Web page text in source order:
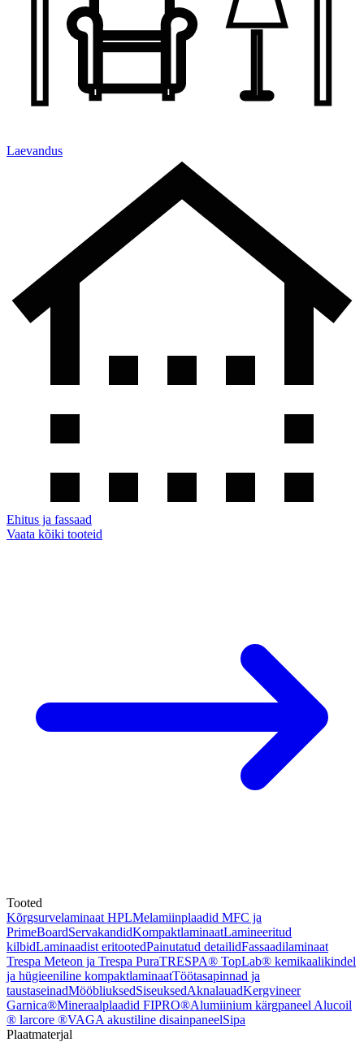
Laevandus
Ehitus ja fassaad
Vaata kõiki tooteid
Tooted
Kõrgsurvelaminaat HPLMelamiinplaadid MFC ja
PrimeBoardServakandidKompaktlaminaatLamineeritud
kilbidLaminaadist eritootedPainutatud detailidFassaadilaminaat
Trespa Meteon ja Trespa PuraTRESPA® TopLab® kemikaalikindel
ja hügieeniline kompaktlaminaatTöötasapinnad ja
taustaseinadMööbliuksedSiseuksedAknalauadKergvineer
Garnica®Mineraalplaadid FIPRO®Alumiinium kärgpaneel Alucoil
® larcore ®VAGA akustiline disainpaneelSipa
Plaatmaterjal